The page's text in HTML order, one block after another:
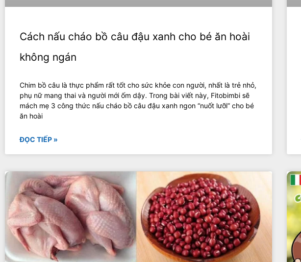
Cách nấu cháo bồ câu đậu xanh cho bé ăn hoài
không ngán
Chim bồ câu là thực phẩm rất tốt cho sức khỏe con người, nhất là trẻ nhỏ,
phụ nữ mang thai và người mới ốm dậy. Trong bài viết này, Fitobimbi sẽ
mách mẹ 3 công thức nấu cháo bồ câu đậu xanh ngon “nuốt lưỡi” cho bé
ăn hoài
ĐỌC TIẾP »